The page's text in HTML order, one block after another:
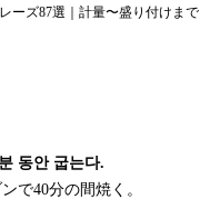
ーズ87選｜計量〜盛り付けまで
동안 굽는다.
で40分の間焼く。